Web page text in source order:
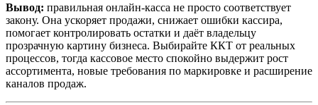
Вывод: правильная онлайн-касса не просто соответствует
закону. Она ускоряет продажи, снижает ошибки кассира,
помогает контролировать остатки и даёт владельцу
прозрачную картину бизнеса. Выбирайте ККТ от реальных
процессов, тогда кассовое место спокойно выдержит рост
ассортимента, новые требования по маркировке и расширение
каналов продаж.